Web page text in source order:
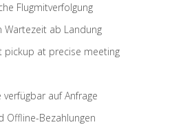
Flugmitverfolgung
Wartezeit ab Landung
pickup at precise meeting
verfügbar auf Anfrage
Offline-Bezahlungen